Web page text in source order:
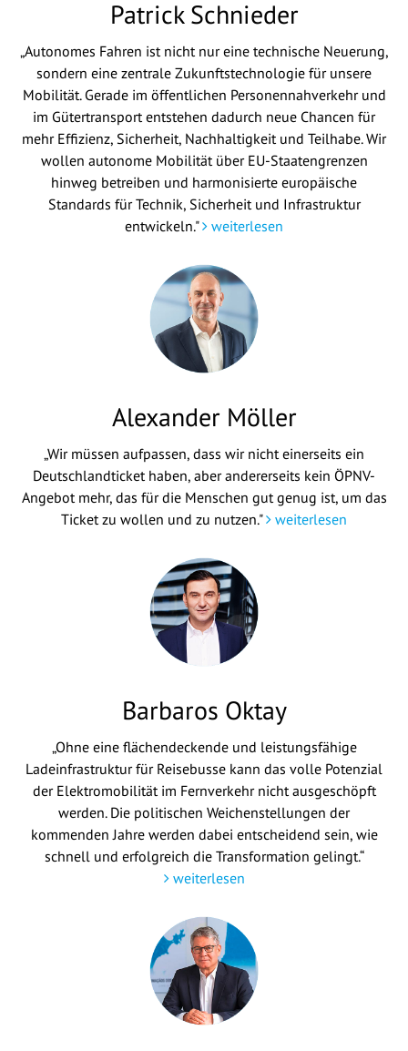
Patrick Schnieder
„Autonomes Fahren ist nicht nur eine technische Neuerung,
sondern eine zentrale Zukunftstechnologie für unsere
Mobilität. Gerade im öffentlichen Personennahverkehr und
im Gütertransport entstehen dadurch neue Chancen für
mehr Effizienz, Sicherheit, Nachhaltigkeit und Teilhabe. Wir
wollen autonome Mobilität über EU-Staatengrenzen
hinweg betreiben und harmonisierte europäische
Standards für Technik, Sicherheit und Infrastruktur
entwickeln."
weiterlesen
Alexander Möller
„Wir müssen aufpassen, dass wir nicht einerseits ein
Deutschlandticket haben, aber andererseits kein ÖPNV-
Angebot mehr, das für die Menschen gut genug ist, um das
Ticket zu wollen und zu nutzen."
weiterlesen
Barbaros Oktay
„Ohne eine flächendeckende und leistungsfähige
Ladeinfrastruktur für Reisebusse kann das volle Potenzial
der Elektromobilität im Fernverkehr nicht ausgeschöpft
werden. Die politischen Weichenstellungen der
kommenden Jahre werden dabei entscheidend sein, wie
schnell und erfolgreich die Transformation gelingt.“
weiterlesen